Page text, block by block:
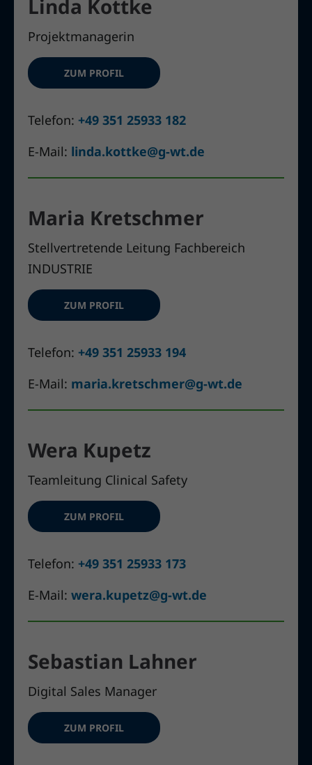
Linda Kottke
Projektmanagerin
ZUM PROFIL
Telefon: +49 351 25933 182
E-Mail: linda.kottke@g-wt.de
Maria Kretschmer
Stellvertretende Leitung Fachbereich
INDUSTRIE
ZUM PROFIL
Telefon: +49 351 25933 194
E-Mail: maria.kretschmer@g-wt.de
Wera Kupetz
Teamleitung Clinical Safety
ZUM PROFIL
Telefon: +49 351 25933 173
E-Mail:wera.kupetz@g-wt.de
Sebastian Lahner
Digital Sales Manager
ZUM PROFIL